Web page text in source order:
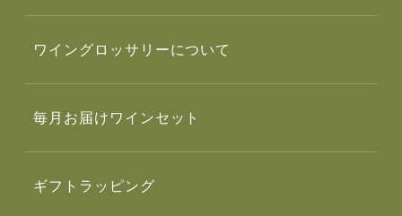
ワイングロッサリーについて
毎月お届けワインセット
ギフトラッピング